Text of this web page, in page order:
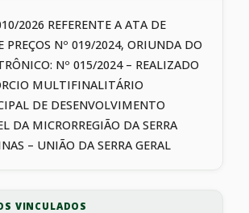
2026 REFERENTE A ATA DE
PREÇOS Nº 019/2024, ORIUNDA DO
Nº 015/2024 – REALIZADO
MULTIFINALITÁRIO
DE DESENVOLVIMENTO
DA MICRORREGIÃO DA SERRA
– UNIÃO DA SERRA GERAL
VINCULADOS